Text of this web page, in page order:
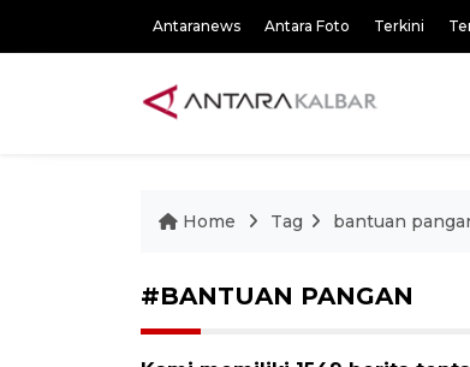
Antaranews Antara Foto Terkini
Home Tag bantuan
#BANTUAN PANGAN